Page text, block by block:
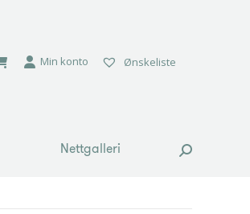
Min konto Ønskeliste
Nettgalleri Search: